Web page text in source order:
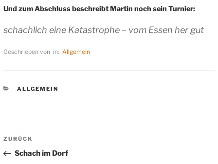
Und zum Abschluss beschreibt Martin noch sein Turnier:
schachlich eine Katastrophe – vom Essen her gut
Geschrieben von in:Allgemein
KATEGORIEN
ALLGEMEIN
Beitragsnavigation
Vorheriger
Beitrag
ZURÜCK
Schach im Dorf